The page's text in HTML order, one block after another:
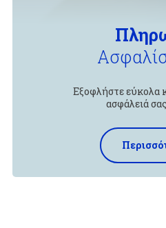
Εξοφλήστε εύκολα
ασφάλειά